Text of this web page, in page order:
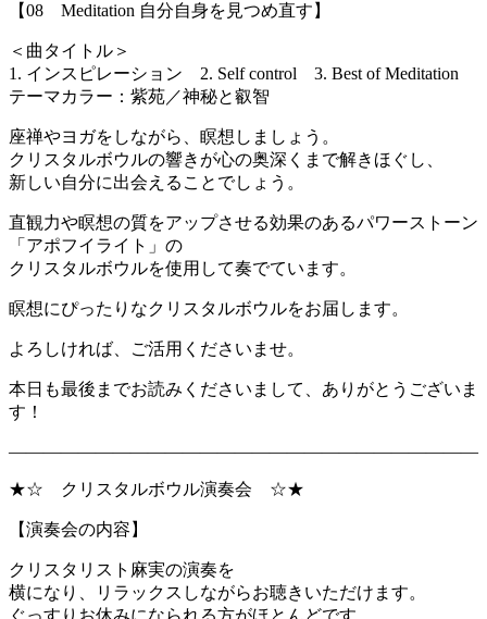
【08 Meditation 自分自身を見つめ直す】
＜曲タイトル＞
1. インスピレーション 2. Self control 3. Best of Meditation
テーマカラー：紫苑／神秘と叡智
座禅やヨガをしながら、瞑想しましょう。
クリスタルボウルの響きが心の奥深くまで解きほぐし、
新しい自分に出会えることでしょう。
直観力や瞑想の質をアップさせる効果のあるパワーストーン
「アポフイライト」の
クリスタルボウルを使用して奏でています。
瞑想にぴったりなクリスタルボウルをお届します。
よろしければ、ご活用くださいませ。
本日も最後までお読みくださいまして、ありがとうございま
す！
―――――――――――――――――――――――――――
★☆ クリスタルボウル演奏会 ☆★
【演奏会の内容】
クリスタリスト麻実の演奏を
横になり、リラックスしながらお聴きいただけます。
ぐっすりお休みになられる方がほとんどです。